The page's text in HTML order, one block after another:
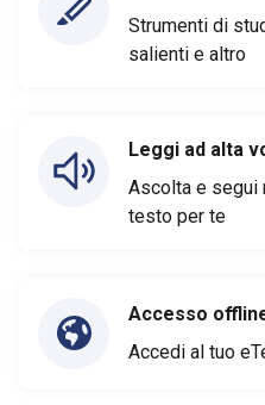
Strumenti di
salienti e altro
Leggi ad alta
Ascolta e segui
testo per te
Accesso
Accedi al tuo